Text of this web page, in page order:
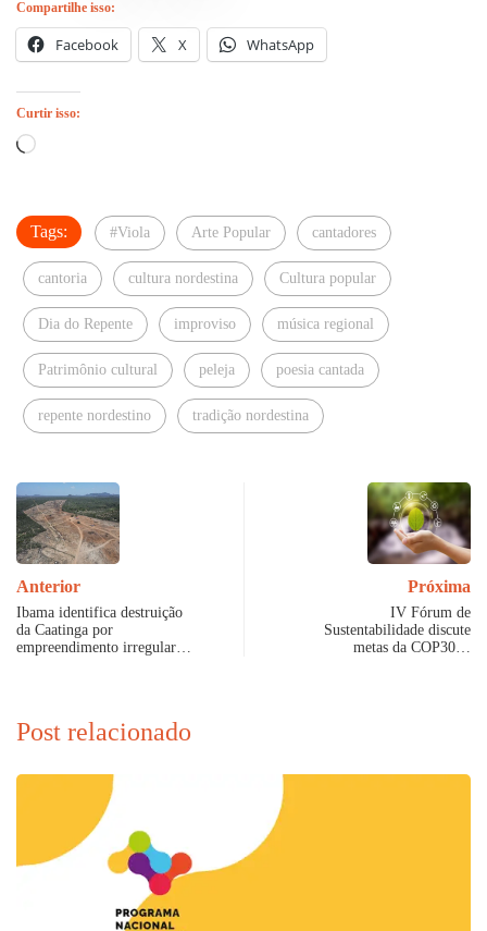
Compartilhe isso:
Facebook X WhatsApp
Curtir isso:
Carregando...
Tags: #Viola Arte Popular cantadores
cantoria cultura nordestina Cultura popular
Dia do Repente improviso música regional
Patrimônio cultural peleja poesia cantada
repente nordestino tradição nordestina
Anterior
Ibama identifica destruição
da Caatinga por
empreendimento irregular…
Próxima
IV Fórum de
Sustentabilidade discute
metas da COP30…
Post relacionado